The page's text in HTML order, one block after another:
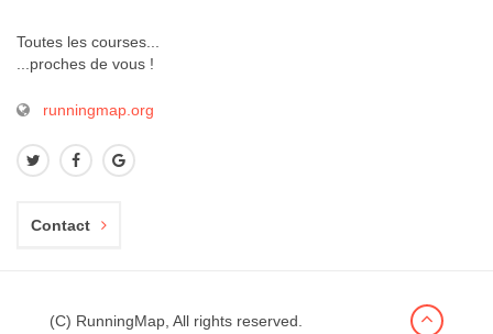
Toutes les courses...
...proches de vous !
runningmap.org
Contact
(C) RunningMap, All rights reserved.